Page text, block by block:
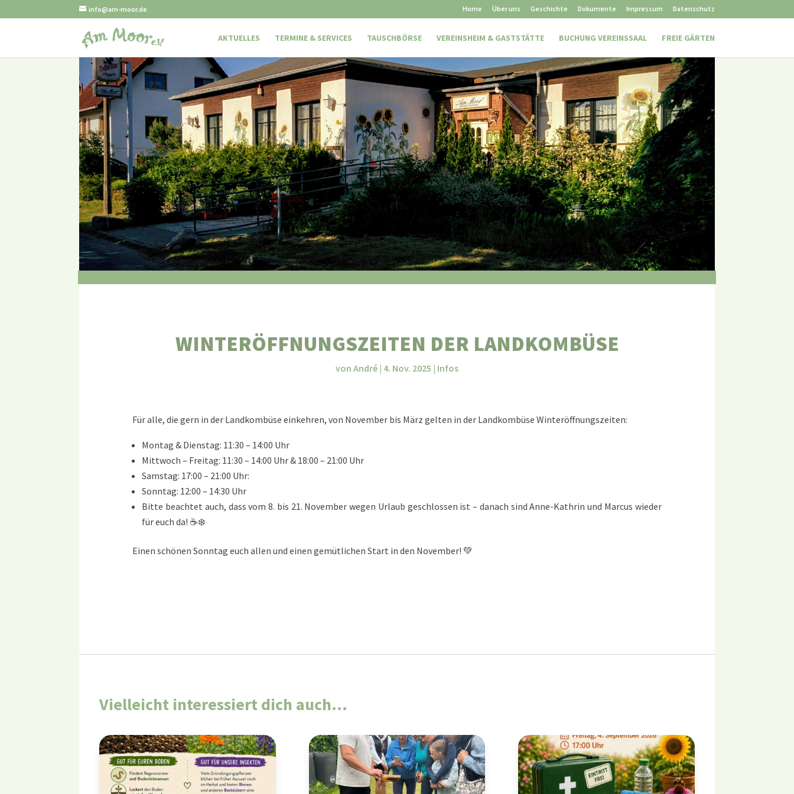
info@am-moor.de Home Über uns Geschichte Dokumente Impressum Datenschutz
AKTUELLES TERMINE & SERVICES TAUSCHBÖRSE VEREINSHEIM & GASTSTÄTTE BUCHUNG VEREINSSAAL FREIE GÄRTEN
WINTERÖFFNUNGSZEITEN DER LANDKOMBÜSE
von André | 4. Nov. 2025 | Infos
Für alle, die gern in der Landkombüse einkehren, von November bis März gelten in der Landkombüse Winteröffnungszeiten:
Montag & Dienstag: 11:30 – 14:00 Uhr
Mittwoch – Freitag: 11:30 – 14:00 Uhr & 18:00 – 21:00 Uhr
Samstag: 17:00 – 21:00 Uhr:
Sonntag: 12:00 – 14:30 Uhr
Bitte beachtet auch, dass vom 8. bis 21. November wegen Urlaub geschlossen ist – danach sind Anne-Kathrin und Marcus wieder
für euch da! ☕❄️
Einen schönen Sonntag euch allen und einen gemütlichen Start in den November! 💚
Vielleicht interessiert dich auch…